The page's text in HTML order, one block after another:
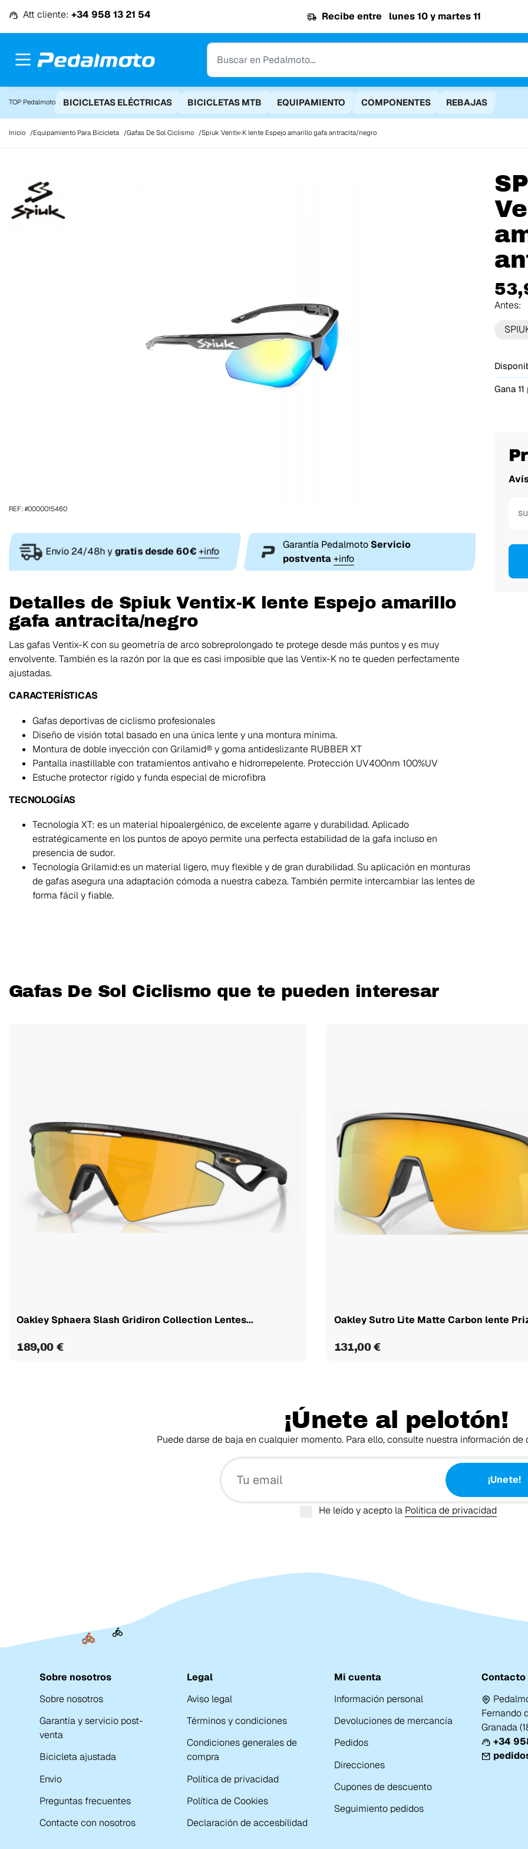
Att cliente: +34 958 13 21 54 Recibe entre lunes 10 y martes 11
TOP Pedalmoto BICICLETAS ELÉCTRICAS BICICLETAS MTB EQUIPAMIENTO COMPONENTES REBAJAS
Inicio Equipamiento Para Bicicleta Gafas De Sol Ciclismo Spiuk Ventix-K lente Espejo amarillo gafa antracita/negro
Antes:
Gana
REF: #0000015460
Envio 24/48h ygratis desde 60€ +info
Garantía Pedalmoto Servicio
postventa +info
Detalles de Spiuk Ventix-K lente Espejo amarillo
gafa antracita/negro
Las gafas Ventix-K con su geometría de arco sobreprolongado te protege desde más puntos y es muy
envolvente. También es la razón por la que es casi imposible que las Ventix-K no te queden perfectamente
ajustadas.
CARACTERÍSTICAS
Gafas deportivas de ciclismo profesionales
Diseño de visión total basado en una única lente y una montura mínima.
Montura de doble inyección con Grilamid® y goma antideslizante RUBBER XT
Pantalla inastillable con tratamientos antivaho e hidrorrepelente. Protección UV400nm 100%UV
Estuche protector rígido y funda especial de microfibra
TECNOLOGÍAS
Tecnología XT: es un material hipoalergénico, de excelente agarre y durabilidad. Aplicado
estratégicamente en los puntos de apoyo permite una perfecta estabilidad de la gafa incluso en
presencia de sudor.
Tecnología Grilamid:es un material ligero, muy flexible y de gran durabilidad. Su aplicación en monturas
de gafas asegura una adaptación cómoda a nuestra cabeza. También permite intercambiar las lentes de
forma fácil y fiable.
Gafas De Sol Ciclismo que te pueden interesar
Oakley Sphaera Slash Gridiron Collection Lentes...
189,00 €
Oakley Sutro Lite Matte Carbon lente
131,00 €
¡Únete al pelotón!
Puede darse de baja en cualquier momento. Para ello, consulte nuestra información
¡Unete!
He leído y acepto la Política de privacidad
Sobre nosotros
Sobre nosotros
Garantía y servicio post-
venta
Bicicleta ajustada
Envío
Preguntas frecuentes
Contacte con nosotros
Legal
Aviso legal
Términos y condiciones
Condiciones generales de
compra
Política de privacidad
Política de Cookies
Declaración de accesbilidad
Mi cuenta
Información personal
Devoluciones de mercancía
Pedidos
Direcciones
Cupones de descuento
Seguimiento pedidos
Contacto
Fernando
Granada
+34